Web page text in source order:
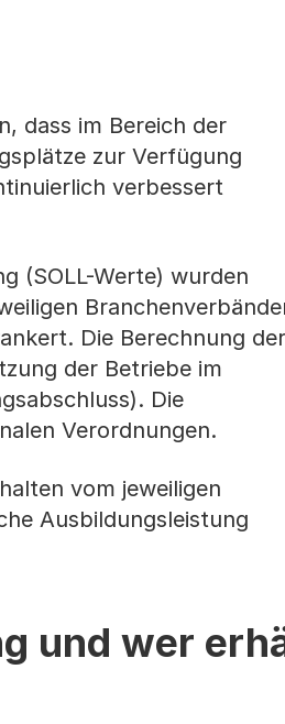
dass im Bereich der
zur Verfügung
verbessert
(SOLL-Werte) wurden
Die Berechnung der
der Betriebe im
Die
Verordnungen.
vom jeweiligen
Ausbildungsleistung
und wer